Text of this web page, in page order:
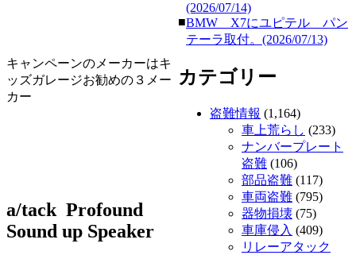
キャンペーンのメーカーはキ
ッズガレージお勧めの３メー
カー
a/tack Profound
Sound up Speaker
(2026/07/14)
■BMW X7にユピテル パン
テーラ取付。(2026/07/13)
カテゴリー
盗難情報 (1,164)
車上荒らし (233)
ナンバープレート
盗難 (106)
部品盗難 (117)
車両盗難 (795)
器物損壊 (75)
車庫侵入 (409)
リレーアタック